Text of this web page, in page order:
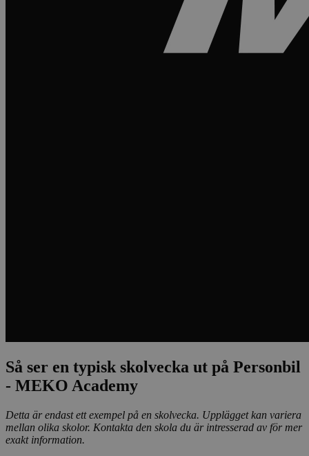
Så ser en typisk skolvecka ut på Personbil
- MEKO Academy
Detta är endast ett exempel på en skolvecka. Upplägget kan variera
mellan olika skolor. Kontakta den skola du är intresserad av för mer
exakt information.